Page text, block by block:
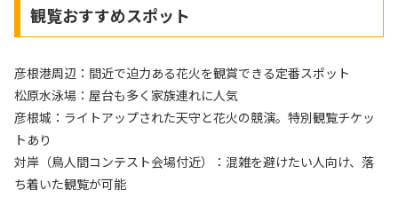
観覧おすすめスポット
彦根港周辺：間近で迫力ある花火を観賞できる定番スポット
松原水泳場：屋台も多く家族連れに人気
彦根城：ライトアップされた天守と花火の競演。特別観覧チケッ
トあり
対岸（鳥人間コンテスト会場付近）：混雑を避けたい人向け、落
ち着いた観覧が可能